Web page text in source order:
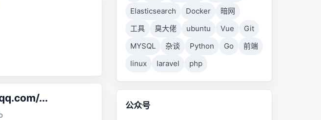
...
Elasticsearch
Docker
暗网
工具
臭大佬 ubuntu Vue
Git
MYSQL
杂谈 Python Go
前端
linux
laravel php
公众号